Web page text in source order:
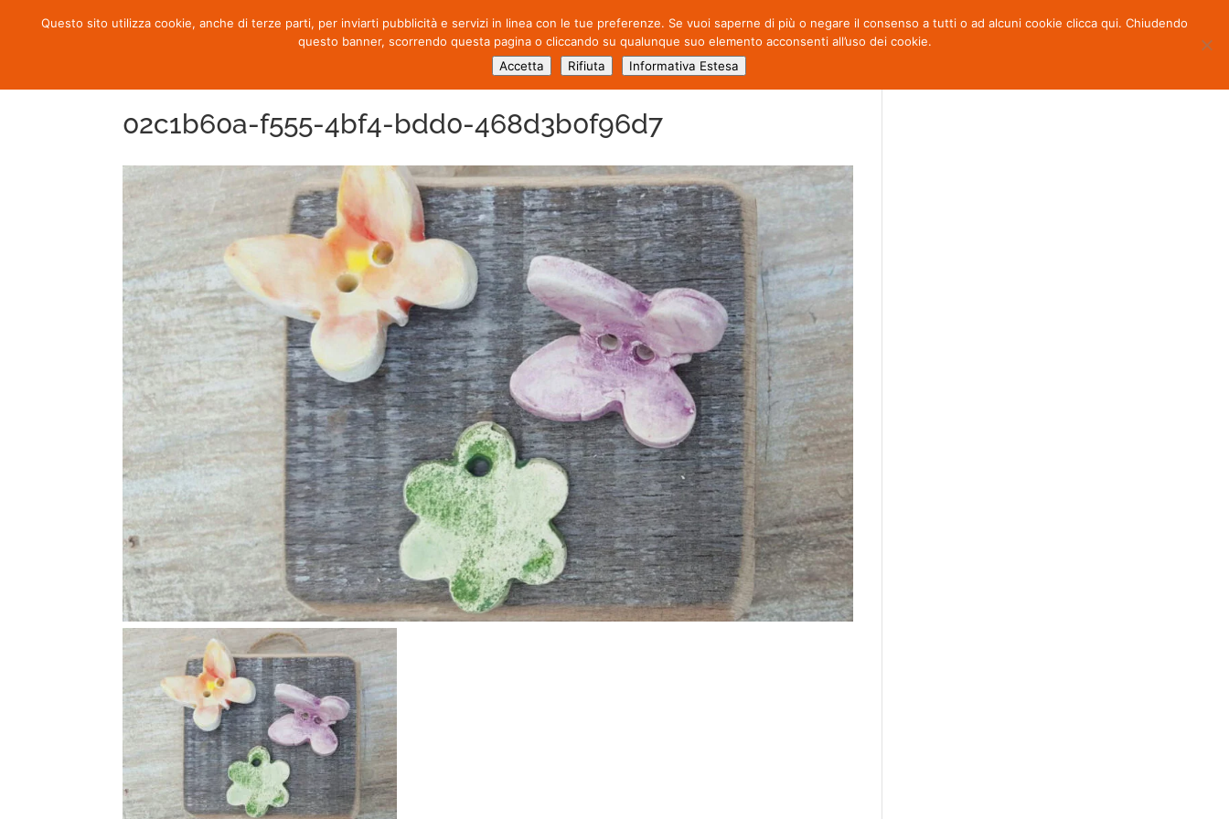
CHI SIAMO ATTIVITÀ PRODOTTI NEWS PARTNERS CONTATTI
02c1b60a-f555-4bf4-bdd0-468d3b0f96d7
Questo sito utilizza cookie, anche di terze parti, per inviarti pubblicità e servizi in linea con le tue preferenze. Se vuoi saperne di più o negare il consenso a tutti o ad alcuni cookie clicca qui. Chiudendo
questo banner, scorrendo questa pagina o cliccando su qualunque suo elemento acconsenti all’uso dei cookie.
Accetta
Rifiuta Informativa Estesa